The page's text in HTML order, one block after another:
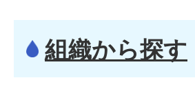
組織から探す